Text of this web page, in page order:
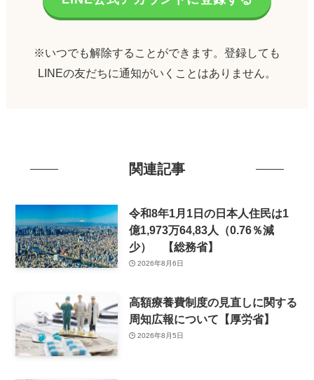
※いつでも解除することができます。登録しても
LINEの友だちに通知がいくことはありません。
関連記事
令和8年1月1日の日本人住民は1
億1,973万64,83人（0.76％減
少） 【総務省】
2026年8月6日
高額療養費制度の見直しに関する
周知広報について【厚労省】
2026年8月5日